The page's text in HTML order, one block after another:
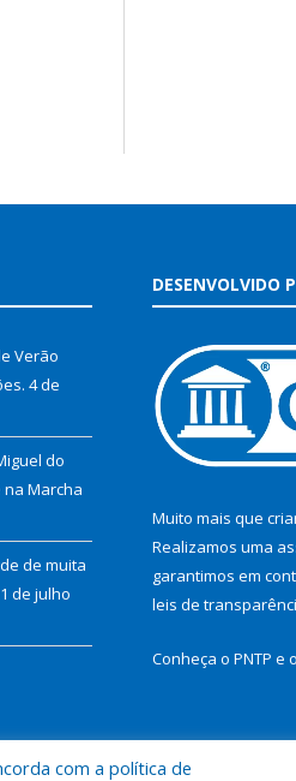
Verão
4 de
do
Marcha
de muita
de julho
DESENVOLVIDO
Muito mais que
Realizamos uma
garantimos em
leis de
Conheça o PNTP e o
com a política de